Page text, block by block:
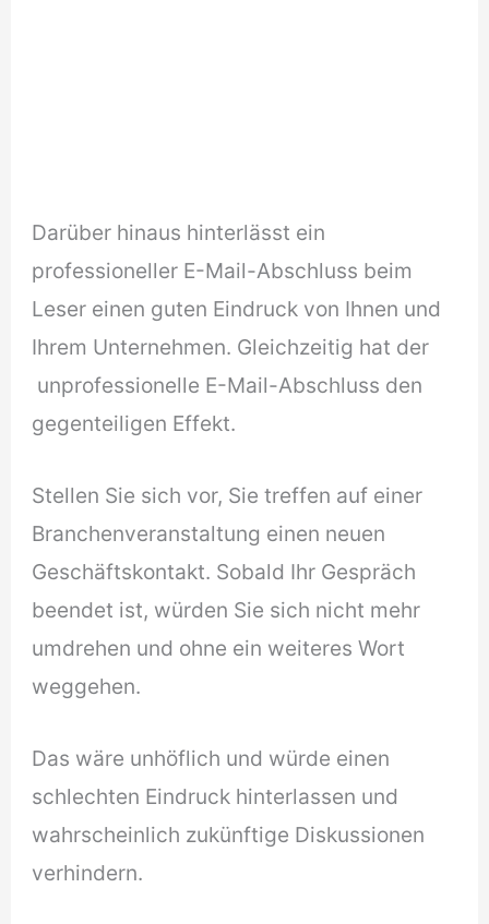
Darüber hinaus hinterlässt ein
professioneller E-Mail-Abschluss beim
Leser einen guten Eindruck von Ihnen und
Ihrem Unternehmen. Gleichzeitig hat der
unprofessionelle E-Mail-Abschluss den
gegenteiligen Effekt.
Stellen Sie sich vor, Sie treffen auf einer
Branchenveranstaltung einen neuen
Geschäftskontakt. Sobald Ihr Gespräch
beendet ist, würden Sie sich nicht mehr
umdrehen und ohne ein weiteres Wort
weggehen.
Das wäre unhöflich und würde einen
schlechten Eindruck hinterlassen und
wahrscheinlich zukünftige Diskussionen
verhindern.